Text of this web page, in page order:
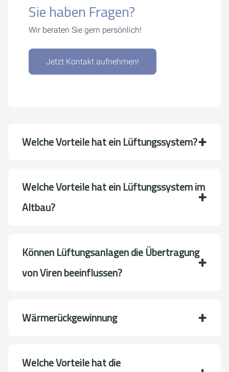
Sie haben Fragen?
Wir beraten Sie gern persönlich!
Jetzt Kontakt aufnehmen!
Welche Vorteile hat ein Lüftungssystem?
Welche Vorteile hat ein Lüftungssystem im
Altbau?
Können Lüftungsanlagen die Übertragung
von Viren beeinflussen?
Wärmerückgewinnung
Welche Vorteile hat die